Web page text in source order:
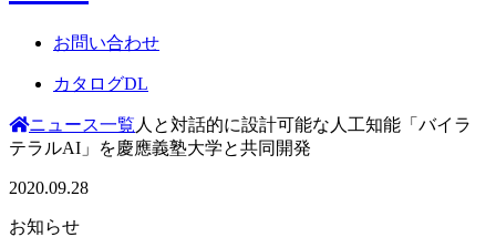
お問い合わせ
カタログDL
ニュース一覧 人と対話的に設計可能な人工知能「バイラ
テラルAI」を慶應義塾大学と共同開発
2020.09.28
お知らせ